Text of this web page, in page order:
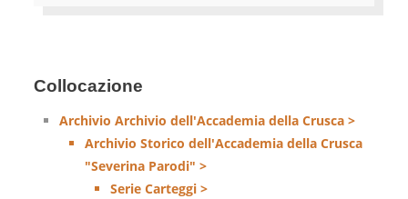
Collocazione
Archivio Archivio dell'Accademia della Crusca >
Archivio Storico dell'Accademia della Crusca
"Severina Parodi" >
Serie Carteggi >